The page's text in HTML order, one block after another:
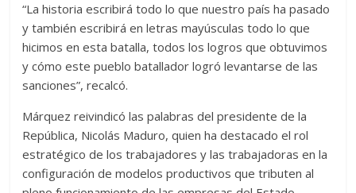
“La historia escribirá todo lo que nuestro país ha pasado
y también escribirá en letras mayúsculas todo lo que
hicimos en esta batalla, todos los logros que obtuvimos
y cómo este pueblo batallador logró levantarse de las
sanciones”, recalcó.
Márquez reivindicó las palabras del presidente de la
República, Nicolás Maduro, quien ha destacado el rol
estratégico de los trabajadores y las trabajadoras en la
configuración de modelos productivos que tributen al